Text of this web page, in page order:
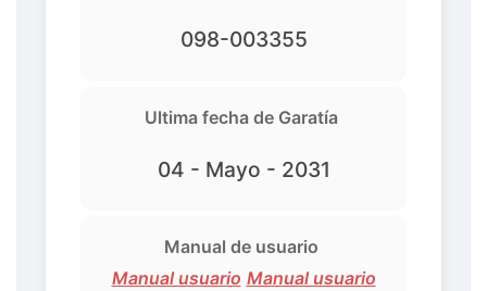
098-003355
Ultima fecha de Garatía
04 - Mayo - 2031
Manual de usuario
Manual usuario Manual usuario